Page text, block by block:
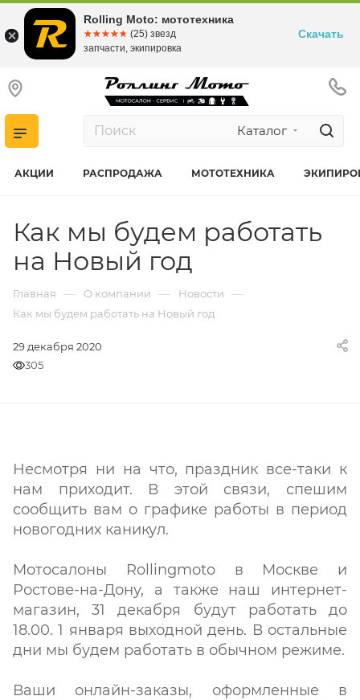
Каталог
АКЦИИ РАСПРОДАЖА МОТОТЕХНИКА
Как мы будем работать
на Новый год
Главная — О компании — Новости —
Как мы будем работать на Новый год
29 декабря 2020
305
Несмотря ни на что, праздник все-таки к
нам приходит. В этой связи, спешим
сообщить вам о графике работы в период
новогодних каникул.
Мотосалоны Rollingmoto в Москве и
Ростове-на-Дону, а также наш интернет-
магазин, 31 декабря будут работать до
18.00. 1 января выходной день. В остальные
дни мы будем работать в обычном режиме.
Ваши онлайн-заказы, оформленные в
Rolling Moto: мототехника
☆☆☆☆☆
★★★★★ (25) звезд
запчасти, экипировка
Скачать